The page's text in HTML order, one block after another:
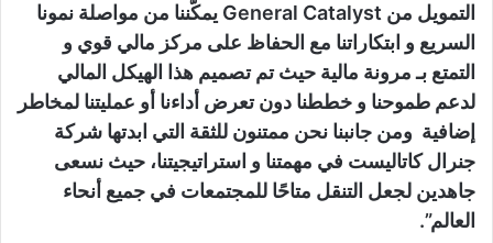
التمويل من General Catalyst يمكّننا من مواصلة نمونا
السريع و ابتكاراتنا مع الحفاظ على مركز مالي قوي و
التمتع بـ مرونة مالية حيث تم تصميم هذا الهيكل المالي
لدعم طموحنا و خططنا دون تعرض أداءنا أو عمليتنا لمخاطر
إضافية ومن جانبنا نحن ممتنون للثقة التي ابدتها شركة
جنرال كاتاليست في مهمتنا و استراتيجيتنا، حيث نسعى
جاهدين لجعل التنقل متاحًا للمجتمعات في جميع أنحاء
العالم”.